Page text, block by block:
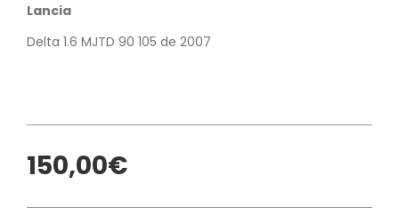
Lancia
Delta 1.6 MJTD 90 105 de 2007
150,00€